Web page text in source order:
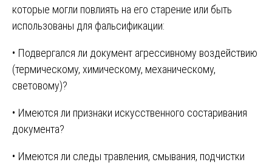
которые могли повлиять на его старение или быть
использованы для фальсификации:
• Подвергался ли документ агрессивному воздействию
(термическому, химическому, механическому,
световому)?
• Имеются ли признаки искусственного состаривания
документа?
• Имеются ли следы травления, смывания, подчистки